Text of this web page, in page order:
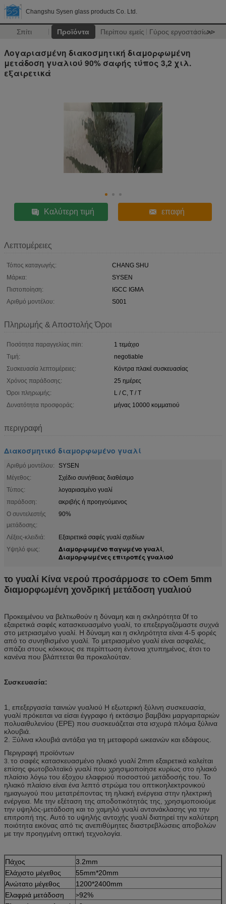
Changshu Sysen glass products Co. Ltd.
Σπίτι Προϊόντα Περίπου εμείς Γύρος εργοστασίων
>>
Λογαριασμένη διακοσμητική διαμορφωμένη
μετάδοση γυαλιού 90% σαφής τύπος 3,2 χιλ.
εξαιρετικά
Καλύτερη τιμή επαφή
Λεπτομέρειες
Τόπος καταγωγής:
CHANG SHU
Μάρκα:
SYSEN
Πιστοποίηση:
IGCC IGMA
Αριθμό μοντέλου:
S001
Πληρωμής & Αποστολής Όροι
Ποσότητα παραγγελίας min:
1 τεμάχιο
Τιμή:
negotiable
Συσκευασία λεπτομέρειες:
Κόντρα πλακέ συσκευασίας
Χρόνος παράδοσης:
25 ημέρες
Όροι πληρωμής:
L / C, T / T
Δυνατότητα προσφοράς:
μήνας 10000 κομματιού
περιγραφή
Διακοσμητικό διαμορφωμένο γυαλί
Αριθμό μοντέλου:
SYSEN
Μέγεθος:
Σχέδιο συνήθειας διαθέσιμο
Τύπος:
λογαριασμένο γυαλί
παράδοση:
ακριβής ή προηγούμενος
Ο συντελεστής
μετάδοσης:
90%
Λέξεις-κλειδιά:
Εξαιρετικά σαφές γυαλί σχεδίων
Υψηλό φως:
Διαμορφωμένο παγωμένο γυαλί,
Διαμορφωμένες επιτροπές γυαλιού
το γυαλί Κίνα νερού προσάρμοσε το cOem 5mm
διαμορφωμένη χονδρική μετάδοση γυαλιού
Προκειμένου να βελτιωθούν η δύναμη και η σκληρότητα 0f το
εξαιρετικά σαφές κατασκευασμένο γυαλί, το επεξεργαζόμαστε συχνά
στο μετριασμένο γυαλί. Η δύναμη και η σκληρότητα είναι 4-5 φορές
από το συνηθισμένο γυαλί. Το μετριασμένο γυαλί είναι ασφαλές,
σπάζει στους κόκκους σε περίπτωση έντονα χτυπημένος, έτσι το
κανένα που βλάπτεται θα προκαλούταν.
Συσκευασία:
1, επεξεργασία ταινιών γυαλιού Η εξωτερική ξύλινη συσκευασία,
γυαλί πρόκειται να είσαι έγγραφο ή εκτάσιμο βαμβάκι μαργαριταριών
πολυαιθυλενίου (EPE) που συσκευάζεται στα ισχυρά πλόιμα ξύλινα
κλουβιά.
2. Ξύλινα κλουβιά αντάξια για τη μεταφορά ωκεανών και εδάφους.
Περιγραφή προϊόντων
3. το σαφές κατασκευασμένο ηλιακό γυαλί 2mm εξαιρετικά καλείται
επίσης φωτοβολταϊκό γυαλί που χρησιμοποίησε κυρίως στο ηλιακό
πλαίσιο λόγω του έξοχου ελαφριού ποσοστού μετάδοσής του. Το
ηλιακό πλαίσιο είναι ένα λεπτό στρώμα του οπτικοηλεκτρονικού
ημιαγωγού που μετατρέποντας τη ηλιακή ενέργεια στην ηλεκτρική
ενέργεια. Με την εξέταση της αποδοτικότητάς της, χρησιμοποιούμε
την υψηλός-μετάδοση και το χαμηλό γυαλί αντανάκλασης για την
επιτροπή της. Αυτό το υψηλής αντοχής γυαλί διατηρεί την καλύτερη
ποιότητα εικόνας από τις ανεπιθύμητες διαστρεβλώσεις αποβολών
με την προηγμένη οπτική τεχνολογία.
Πάχος
3.2mm
Ελάχιστο μέγεθος
55mm*20mm
Ανώτατο μέγεθος
1200*2400mm
Ελαφριά μετάδοση
>92%